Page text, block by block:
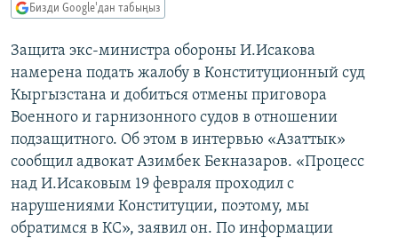
БҮГҮН АЗАТТЫКТА
ЭКСПЕРТТЕР ТАЛДАЙТ
БИЗ ЖАНА ДҮЙНӨ
ДАНИСТЕ
ЭЖЕ-СИҢДИЛЕР
АЗАТТЫК+
ЫҢГАЙСЫЗ СУРООЛОР
ПОДКАСТ
ӨЗГӨЧӨ ПИКИР
Русский
ОНЛАЙН ШЕРИНЕ
Бизди Google'дан табыңыз
Защита экс-министра обороны И.Исакова
намерена подать жалобу в Конституционный суд
Кыргызстана и добиться отмены приговора
Военного и гарнизонного судов в отношении
подзащитного. Об этом в интервью «Азаттык»
сообщил адвокат Азимбек Бекназаров. «Процесс
над И.Исаковым 19 февраля проходил с
нарушениями Конституции, поэтому, мы
обратимся в КС», заявил он. По информации